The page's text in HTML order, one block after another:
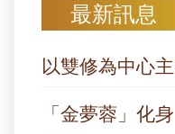
最新訊息
以雙修為中心
「金夢蓉」化